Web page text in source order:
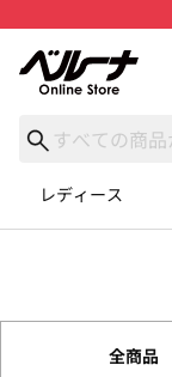
レディース
全商品